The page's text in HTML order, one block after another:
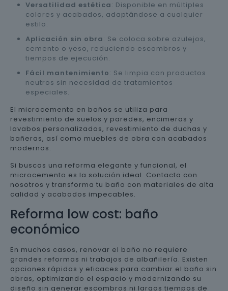
Versatilidad estética: Disponible en múltiples
colores y acabados, adaptándose a cualquier
estilo.
Aplicación sin obra: Se coloca sobre azulejos,
cemento o yeso, reduciendo escombros y
tiempos de ejecución.
Fácil mantenimiento: Se limpia con productos
neutros sin necesidad de tratamientos
especiales.
El microcemento en baños se utiliza para
revestimiento de suelos y paredes, encimeras y
lavabos personalizados, revestimiento de duchas y
bañeras, así como muebles de obra con acabados
modernos.
Si buscas una reforma elegante y funcional, el
microcemento es la solución ideal. Contacta con
nosotros y transforma tu baño con materiales de alta
calidad y acabados impecables.
Reforma low cost: baño
económico
En muchos casos, renovar el baño no requiere
grandes reformas ni trabajos de albañilería. Existen
opciones rápidas y eficaces para cambiar el baño sin
obras, optimizando el espacio y modernizando su
diseño sin generar escombros ni largos tiempos de